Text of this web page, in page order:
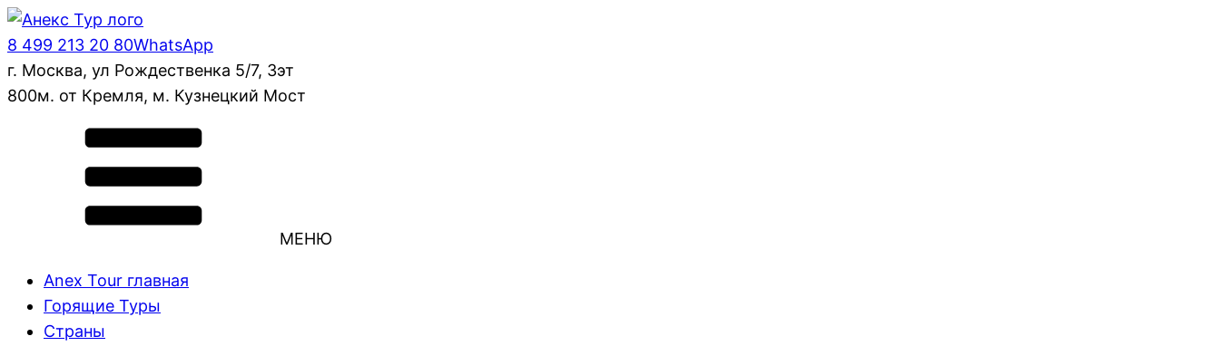
8 499 213 20 80WhatsApp
г. Москва, ул Рождественка 5/7, 3эт
800м. от Кремля, м. Кузнецкий Мост
МЕНЮ
Anex Tour главная
Горящие Туры
Страны